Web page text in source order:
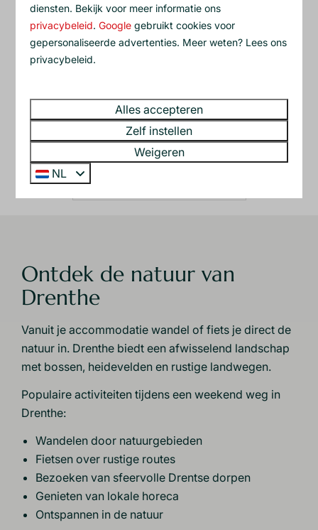
Boek een weekendje weg
Ontdek de natuur van
Drenthe
Vanuit je accommodatie wandel of fiets je direct de
natuur in. Drenthe biedt een afwisselend landschap
met bossen, heidevelden en rustige landwegen.
Populaire activiteiten tijdens een weekend weg in
Drenthe:
Wandelen door natuurgebieden
Fietsen over rustige routes
Bezoeken van sfeervolle Drentse dorpen
Genieten van lokale horeca
Ontspannen in de natuur
diensten. Bekijk voor meer informatie ons
privacybeleid.Google gebruikt cookies voor
gepersonaliseerde advertenties. Meer weten? Lees ons
privacybeleid.
Alles accepteren
Zelf instellen
Weigeren
NL